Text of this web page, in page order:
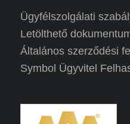
Ügyfélszolgálati
Letölthető
Általános szerződési
Symbol Ügyvitel